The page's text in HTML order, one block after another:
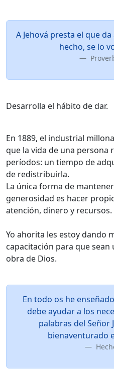
A Jehová presta el que
hecho, se lo
Desarrolla el hábito de dar.
En 1889, el industrial
que la vida de una persona
períodos: un tiempo de
de redistribuirla.
La única forma de
generosidad es hacer
atención, dinero y recursos.
Yo ahorita les estoy dando
capacitación para que
obra de Dios.
En todo os he
debe ayudar a los
palabras del Señor
bienaventurado